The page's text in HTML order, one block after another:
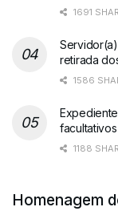
1691
retirada
1586
1188
Homenagem